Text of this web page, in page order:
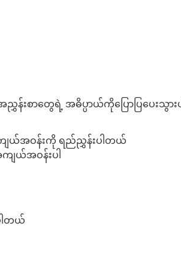
စာတွေရဲ့ အဓိပ္ပာယ်ကိုပြောပြပေးသွား
ျယ်အဝန်းကို ရည်ညွှန်းပါတယ်
ျယ်အဝန်းပါ
ါတယ်